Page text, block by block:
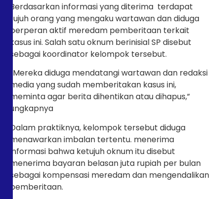
Berdasarkan informasi yang diterima terdapat
tujuh orang yang mengaku wartawan dan diduga
berperan aktif meredam pemberitaan terkait
kasus ini. Salah satu oknum berinisial SP disebut
sebagai koordinator kelompok tersebut.
“Mereka diduga mendatangi wartawan dan redaksi
media yang sudah memberitakan kasus ini,
meminta agar berita dihentikan atau dihapus,”
ungkapnya
Dalam praktiknya, kelompok tersebut diduga
menawarkan imbalan tertentu. menerima
informasi bahwa ketujuh oknum itu disebut
menerima bayaran belasan juta rupiah per bulan
sebagai kompensasi meredam dan mengendalikan
pemberitaan.